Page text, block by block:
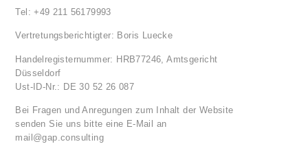
Tel: +49 211 56179993
Vertretungsberichtigter: Boris Luecke
Handelregisternummer: HRB77246, Amtsgericht
Düsseldorf
Ust-ID-Nr.: DE 30 52 26 087
Bei Fragen und Anregungen zum Inhalt der Website
senden Sie uns bitte eine E-Mail an
mail@gap.consulting